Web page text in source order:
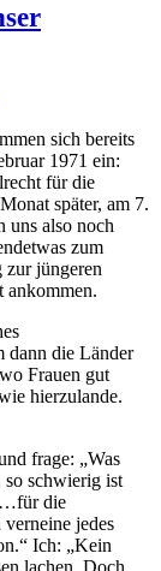
sich bereits
1971 ein:
für die
später, am 7.
uns also noch
zum
zur jüngeren
ankommen.
dann die Länder
Frauen gut
hierzulande.
frage: „Was
so schwierig ist
…für die
jedes
Ich: „Kein
lachen. Doch